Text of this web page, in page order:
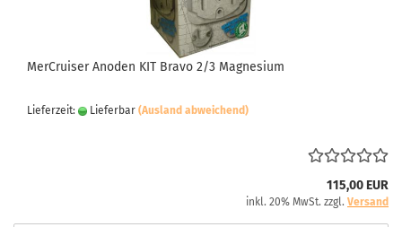
MerCruiser Anoden KIT Bravo 2/3 Magnesium
Lieferzeit: Lieferbar (Ausland abweichend)
115,00 EUR
inkl. 20% MwSt. zzgl. Versand